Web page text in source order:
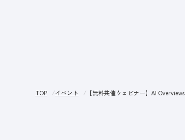
TOP イベント 【無料共催ウェビナー】AI